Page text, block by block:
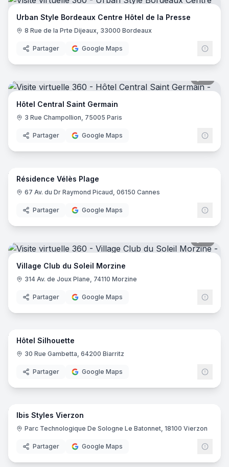
Urban Style Bordeaux Centre Hôtel de la Presse
8 Rue de la Prte Dijeaux, 33000 Bordeaux
Partager Google Maps
Hôtel Central Saint Germain
3 Rue Champollion, 75005 Paris
Partager Google Maps
14
Résidence Vélès Plage
67 Av. du Dr Raymond Picaud, 06150 Cannes
Partager Google Maps
Village Club du Soleil Morzine
314 Av. de Joux Plane, 74110 Morzine
Partager Google Maps
22
Hôtel Silhouette
30 Rue Gambetta, 64200 Biarritz
Partager Google Maps
8
Ibis Styles Vierzon
Parc Technologique De Sologne Le Batonnet, 18100 Vierzon
Partager Google Maps